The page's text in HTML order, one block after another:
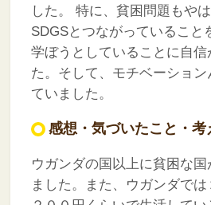
した。
特に、貧困問題もや
SDGSとつながっていること
学ぼうとしていることに自信
た。そして、モチベーショ
ていました。
感想・気づいたこと・考
ウガンダの国以上に貧困な
ました。また、ウガンダでは